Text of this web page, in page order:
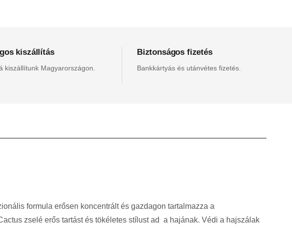
kiszállítás
kiszállítunk Magyarországon.
Biztonságos fizetés
Bankkártyás és utánvétes fizetés.
formula erősen koncentrált és gazdagon tartalmazza a
zselé erős tartást és tökéletes stílust ad a hajának. Védi a hajszálak